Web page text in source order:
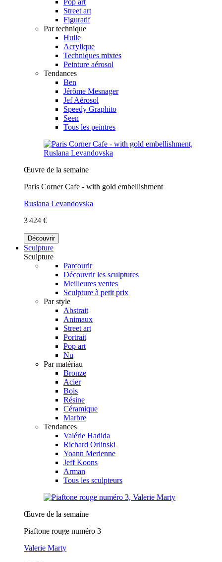
Street art
Figuratif
Par technique
Huile
Acrylique
Techniques mixtes
Peinture aérosol
Tendances
Ben
Jérôme Mesnager
Jef Aérosol
Speedy Graphito
Seen
Tous les peintres
Œuvre de la semaine
Paris Corner Cafe - with gold embellishment
Ruslana Levandovska
3 424 €
Découvrir
Sculpture
Sculpture
Parcourir
Découvrir les sculptures
Meilleures ventes
Sculpture à petit prix
Par style
Abstrait
Animaux
Street art
Portrait
Pop art
Nu
Par matériau
Bronze
Acier
Bois
Résine
Céramique
Marbre
Tendances
Valérie Hadida
Richard Orlinski
Yoann Merienne
Jeff Koons
Arman
Tous les sculpteurs
Œuvre de la semaine
Piaftone rouge numéro 3
Valerie Marty